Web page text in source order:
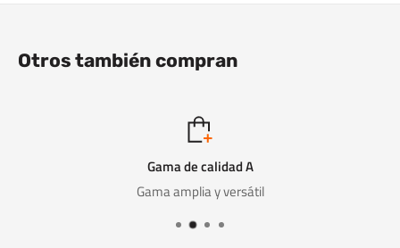
Otros también compran
Gama de calidad A
Gama amplia y versátil